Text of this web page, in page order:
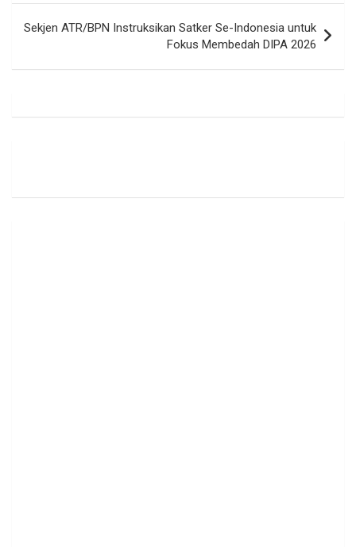
Sekjen ATR/BPN Instruksikan Satker Se-Indonesia untuk
Fokus Membedah DIPA 2026